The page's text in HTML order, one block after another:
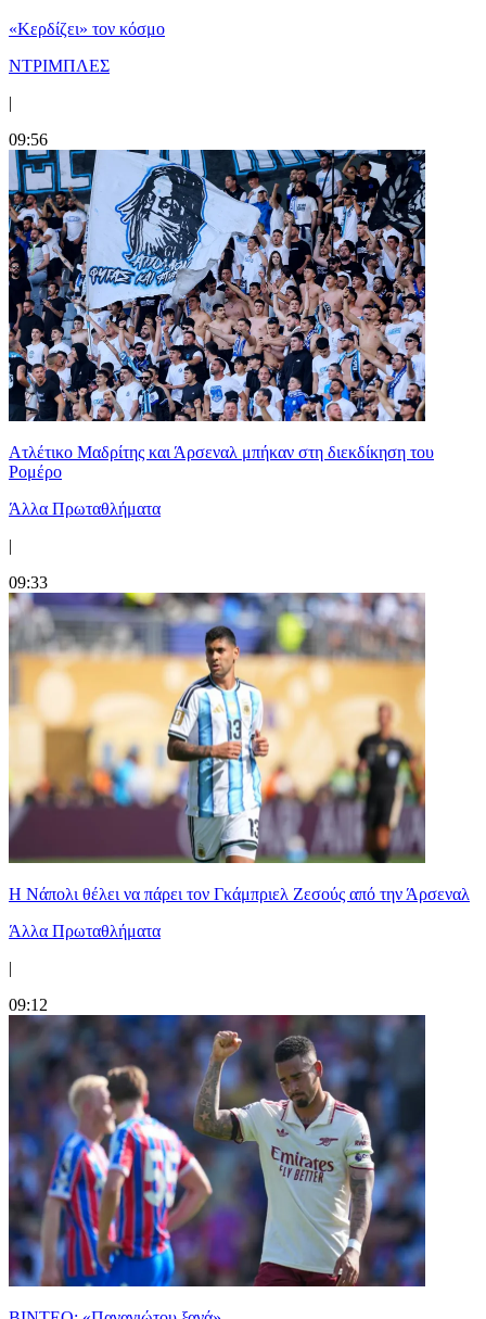
«Κερδίζει» τον κόσμο
ΝΤΡΙΜΠΛΕΣ
|
09:56
Ατλέτικο Μαδρίτης και Άρσεναλ μπήκαν στη διεκδίκηση του
Ρομέρο
Άλλα Πρωταθλήματα
|
09:33
Η Νάπολι θέλει να πάρει τον Γκάμπριελ Ζεσούς από την Άρσεναλ
Άλλα Πρωταθλήματα
|
09:12